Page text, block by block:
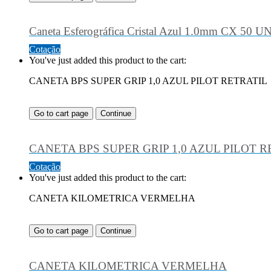
Caneta Esferográfica Cristal Azul 1.0mm CX 50
Cotação
You've just added this product to the cart:
CANETA BPS SUPER GRIP 1,0 AZUL PILOT RETRATIL
Go to cart page Continue
CANETA BPS SUPER GRIP 1,0 AZUL PILOT
Cotação
You've just added this product to the cart:
CANETA KILOMETRICA VERMELHA
Go to cart page Continue
CANETA KILOMETRICA VERMELHA